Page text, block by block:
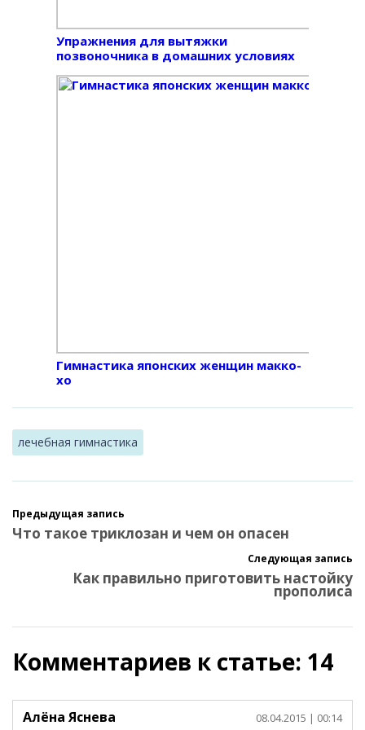
Упражнения для вытяжки
позвоночника в домашних условиях
Гимнастика японских женщин макко-
хо
лечебная гимнастика
Предыдущая запись
Что такое триклозан и чем он опасен
Следующая запись
Как правильно приготовить настойку
прополиса
Комментариев к статье: 14
Алёна Яснева 08.04.2015 | 00:14